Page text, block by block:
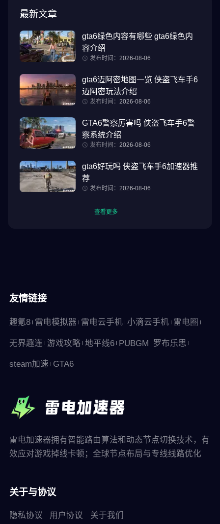
最新文章
gta6绿色内容有哪些 gta6绿色内
容介绍
发布时间： 2026-08-06
gta6迈阿密地图一览 侠盗飞车手6
迈阿密玩法介绍
发布时间： 2026-08-06
GTA6警察厉害吗 侠盗飞车手6警
察系统介绍
发布时间： 2026-08-06
gta6好玩吗 侠盗飞车手6加速器推
荐
发布时间： 2026-08-06
查看更多
友情链接
趣氪8 雷电模拟器 雷电云手机 小滴云手机 雷电圈
无界趣连 游戏攻略 地平线6 PUBGM 罗布乐思
steam加速 GTA6
雷电加速器拥有智能路由算法和动态节点切换技术，有
效应对游戏掉线卡顿；全球节点布局与专线线路优化
关于与协议
隐私协议 用户协议 关于我们